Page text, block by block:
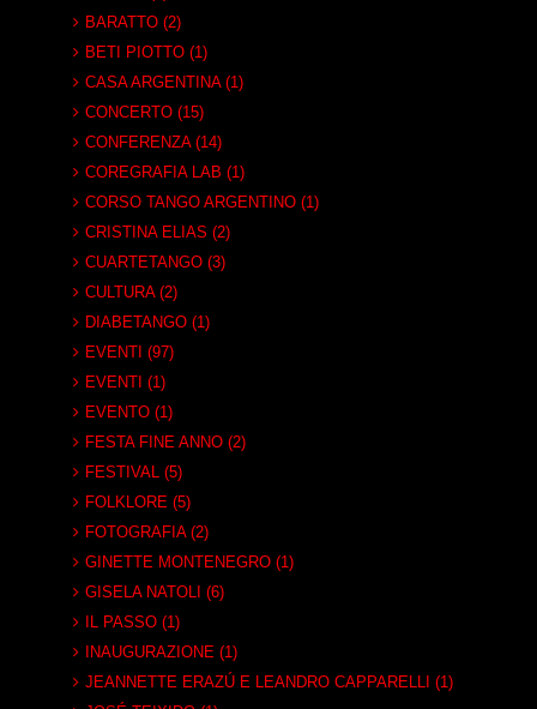
BARATTO (2)
BETI PIOTTO (1)
CASA ARGENTINA (1)
CONCERTO (15)
CONFERENZA (14)
COREGRAFIA LAB (1)
CORSO TANGO ARGENTINO (1)
CRISTINA ELIAS (2)
CUARTETANGO (3)
CULTURA (2)
DIABETANGO (1)
EVENTI (97)
EVENTI (1)
EVENTO (1)
FESTA FINE ANNO (2)
FESTIVAL (5)
FOLKLORE (5)
FOTOGRAFIA (2)
GINETTE MONTENEGRO (1)
GISELA NATOLI (6)
IL PASSO (1)
INAUGURAZIONE (1)
JEANNETTE ERAZÚ E LEANDRO CAPPARELLI (1)